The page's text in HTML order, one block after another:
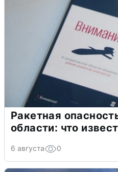
Ракетная
области: что
6 августа 0